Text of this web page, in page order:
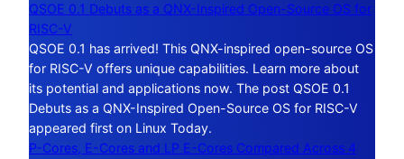
QSOE 0.1 Debuts as a QNX-Inspired Open-Source OS for
RISC-V
QSOE 0.1 has arrived! This QNX-inspired open-source OS
for RISC-V offers unique capabilities. Learn more about
its potential and applications now. The post QSOE 0.1
Debuts as a QNX-Inspired Open-Source OS for RISC-V
appeared first on Linux Today.
P-Cores, E-Cores and LP E-Cores Compared Across 4